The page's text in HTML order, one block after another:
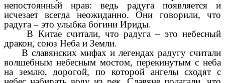
непостоянный нрав: ведь радуга появляется и
исчезает всегда неожиданно. Они говорили, что
радуга – это улыбка богини Ириды.
В Китае считали, что радуга – это небесный
дракон, союз Неба и Земли.
В славянских мифах и легендах радугу считали
волшебным небесным мостом, перекинутым с неба
на землю, дорогой, по которой ангелы сходят с